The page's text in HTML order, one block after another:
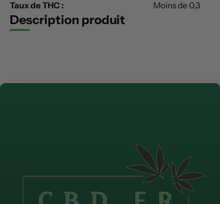
Taux de THC :
Moins de 0,3
Description produit